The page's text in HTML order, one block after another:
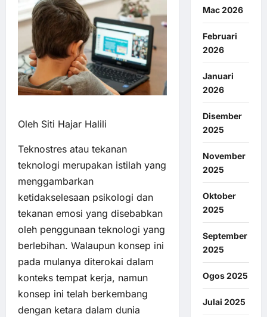
Oleh Siti Hajar Halili
Teknostres atau tekanan
teknologi merupakan istilah yang
menggambarkan
ketidakselesaan psikologi dan
tekanan emosi yang disebabkan
oleh penggunaan teknologi yang
berlebihan. Walaupun konsep ini
pada mulanya diterokai dalam
konteks tempat kerja, namun
konsep ini telah berkembang
dengan ketara dalam dunia
Mac 2026
Februari
2026
Januari
2026
Disember
2025
November
2025
Oktober
2025
September
2025
Ogos 2025
Julai 2025